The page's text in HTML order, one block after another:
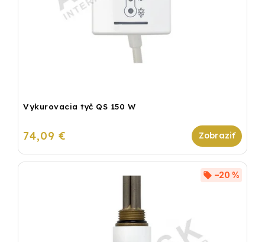
Vykurovacia tyč QS 150 W
74,09 €
–20 %